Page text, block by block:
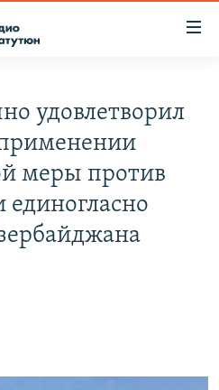
удовлетворил
меры против